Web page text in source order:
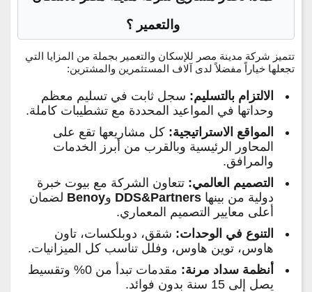
والتعمير ؟
تتميز شركة مدينة مصر للإسكان والتعمير بجملة من المزايا التي
تجعلها خياراً مفضلاً لدى آلاف المستثمرين والمشترين:
الالتزام بالتسليم: سجل ثابت في تسليم معظم
وحداتها في المواعيد المحددة مع تشطيبات كاملة.
المواقع الاستراتيجية: كل مشاريعها تقع على
المحاور الرئيسية وبالقرب من أبرز الخدمات
والمرافق.
التصميم العالمي: تتعاون الشركة مع بيوت خبرة
دولية من بينها DDS&Partners وBenoy لضمان
أعلى معايير التصميم المعماري.
التنوع في الوحدات: شقق، دوبلكسات، تاون
هاوس، توين هاوس، وفلل تناسب كل الميزانيات.
أنظمة سداد مرنة:
مقدمات تبدأ من 0% وتقسيط
يصل إلى 15 سنة بدون فوائد.